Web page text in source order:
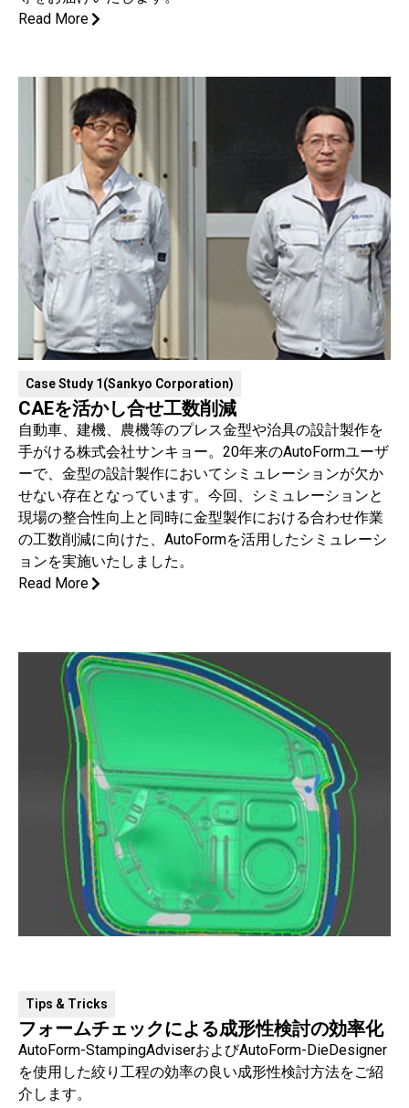
Read More
Case Study 1(Sankyo Corporation)
CAEを活かし合せ工数削減
自動車、建機、農機等のプレス金型や治具の設計製作を
手がける株式会社サンキョー。20年来のAutoFormユーザ
ーで、金型の設計製作においてシミュレーションが欠か
せない存在となっています。今回、シミュレーションと
現場の整合性向上と同時に金型製作における合わせ作業
の工数削減に向けた、AutoFormを活用したシミュレーシ
ョンを実施いたしました。
Read More
Tips & Tricks
フォームチェックによる成形性検討の効率化
AutoForm-StampingAdviserおよびAutoForm-DieDesigner
を使用した絞り工程の効率の良い成形性検討方法をご紹
介します。